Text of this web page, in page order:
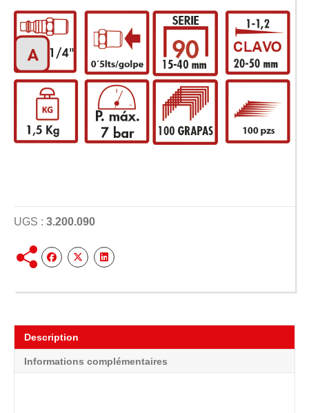
UGS : 3.200.090
Description
Informations complémentaires